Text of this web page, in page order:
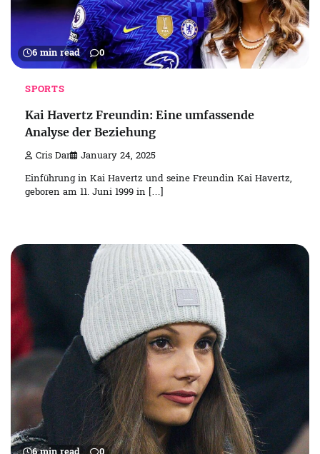
6 min read 0
SPORTS
Kai Havertz Freundin: Eine umfassende
Analyse der Beziehung
Cris Dar January 24, 2025
Einführung in Kai Havertz und seine Freundin Kai Havertz,
geboren am 11. Juni 1999 in […]